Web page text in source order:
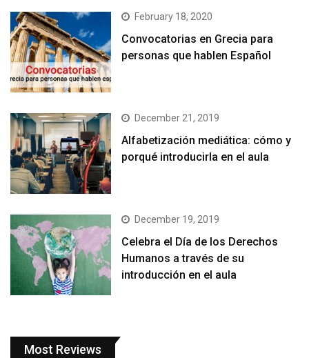
February 18, 2020
Convocatorias en Grecia para
personas que hablen Español
December 21, 2019
Alfabetización mediática: cómo y
porqué introducirla en el aula
December 19, 2019
Celebra el Día de los Derechos
Humanos a través de su
introducción en el aula
Most Reviews